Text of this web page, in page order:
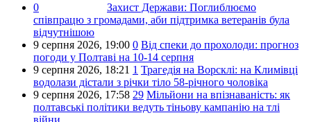
0 Захист Держави: Поглиблюємо
співпрацю з громадами, аби підтримка ветеранів була
відчутнішою
9 серпня 2026, 19:00 0 Від спеки до прохолоди: прогноз
погоди у Полтаві на 10-14 серпня
9 серпня 2026, 18:21 1 Трагедія на Ворсклі: на Климівці
водолази дістали з річки тіло 58-річного чоловіка
9 серпня 2026, 17:58 29 Мільйони на впізнаваність: як
полтавські політики ведуть тіньову кампанію на тлі
війни